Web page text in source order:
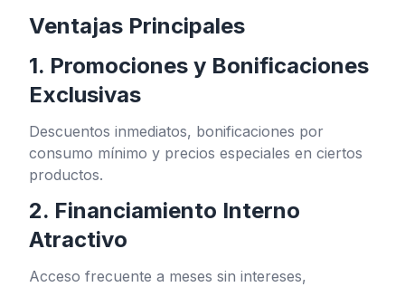
Ventajas Principales
1. Promociones y Bonificaciones
Exclusivas
Descuentos inmediatos, bonificaciones por
consumo mínimo y precios especiales en ciertos
productos.
2. Financiamiento Interno
Atractivo
Acceso frecuente a meses sin intereses,